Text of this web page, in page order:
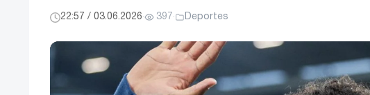
22:57 / 03.06.2026· 397 · Deportes